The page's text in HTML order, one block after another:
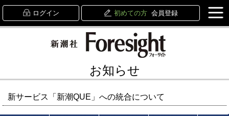
ログイン 初めての方 会員登録
お知らせ
新サービス「新潮QUE」への統合について